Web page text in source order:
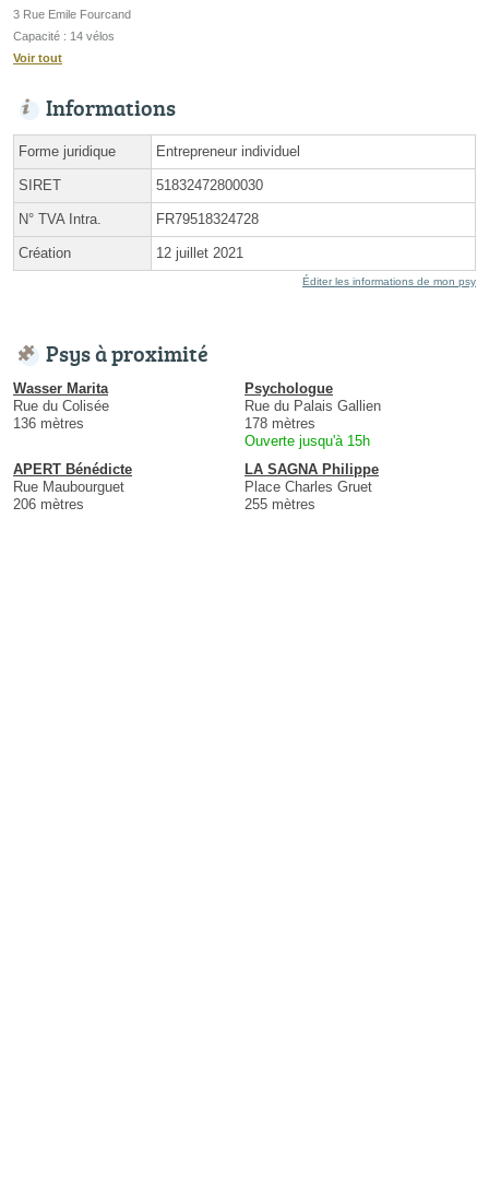
3 Rue Emile Fourcand
Capacité : 14 vélos
Voir tout
Informations
Forme juridique Entrepreneur individuel
SIRET 51832472800030
N° TVA Intra. FR79518324728
Création 12 juillet 2021
Éditer les informations de mon psy
Psys à proximité
Wasser Marita
Rue du Colisée
136 mètres
Psychologue
Rue du Palais Gallien
178 mètres
Ouverte jusqu'à 15h
APERT Bénédicte
Rue Maubourguet
206 mètres
LA SAGNA Philippe
Place Charles Gruet
255 mètres